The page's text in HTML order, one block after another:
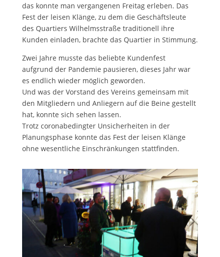
das konnte man vergangenen Freitag erleben. Das
Fest der leisen Klänge, zu dem die Geschäftsleute
des Quartiers Wilhelmsstraße traditionell ihre
Kunden einladen, brachte das Quartier in Stimmung.
Zwei Jahre musste das beliebte Kundenfest
aufgrund der Pandemie pausieren, dieses Jahr war
es endlich wieder möglich geworden.
Und was der Vorstand des Vereins gemeinsam mit
den Mitgliedern und Anliegern auf die Beine gestellt
hat, konnte sich sehen lassen.
Trotz coronabedingter Unsicherheiten in der
Planungsphase konnte das Fest der leisen Klänge
ohne wesentliche Einschränkungen stattfinden.